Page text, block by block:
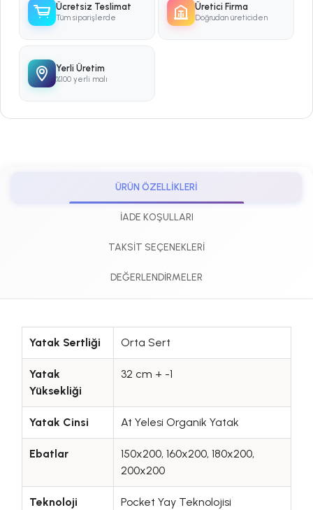
Ücretsiz Teslimat
Tüm siparişlerde
Üretici Firma
Doğrudan üreticiden
Yerli Üretim
%100 yerli malı
ÜRÜN ÖZELLIKLERI
İADE KOŞULLARI
TAKSIT SEÇENEKLERI
DEĞERLENDIRMELER
Yatak Sertliği Orta Sert
Yatak
Yüksekliği
32 cm + -1
Yatak Cinsi At Yelesi Organik Yatak
Ebatlar
150x200, 160x200, 180x200,
200x200
Teknoloji Pocket Yay Teknolojisi